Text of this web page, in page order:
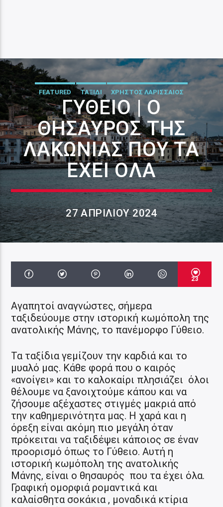
FEATURED ΤΑΞΙΔΙ ΧΡΗΣΤΟΣ ΛΑΡΙΣΣΑΙΟΣ
ΓΎΘΕΙΟ | Ο
ΘΗΣΑΥΡΌΣ ΤΗΣ
ΛΑΚΩΝΊΑΣ ΠΟΥ ΤΑ
ΈΧΕΙ ΌΛΑ
27 ΑΠΡΙΛΊΟΥ 2024
23
Αγαπητοί αναγνώστες, σήμερα
ταξιδεύουμε στην ιστορική κωμόπολη της
ανατολικής Μάνης, το πανέμορφο Γύθειο.
Τα ταξίδια γεμίζουν την καρδιά και το
μυαλό μας. Κάθε φορά που ο καιρός
«ανοίγει» και το καλοκαίρι πλησιάζει όλοι
θέλουμε να ξανοιχτούμε κάπου και να
ζήσουμε αξέχαστες στιγμές μακριά από
την καθημερινότητα μας. Η χαρά και η
όρεξη είναι ακόμη πιο μεγάλη όταν
πρόκειται να ταξιδέψει κάποιος σε έναν
προορισμό όπως το Γύθειο. Αυτή η
ιστορική κωμόπολη της ανατολικής
Μάνης, είναι ο θησαυρός που τα έχει όλα.
Γραφική ομορφιά ρομαντικά και
καλαίσθητα σοκάκια , μοναδικά κτίρια